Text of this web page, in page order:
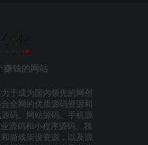
钱的网站
于成为国内领先的网创
全网的优质源码资源和
码、网站源码、手机源
源码和小程序源码。我
游戏架设资源，以及源